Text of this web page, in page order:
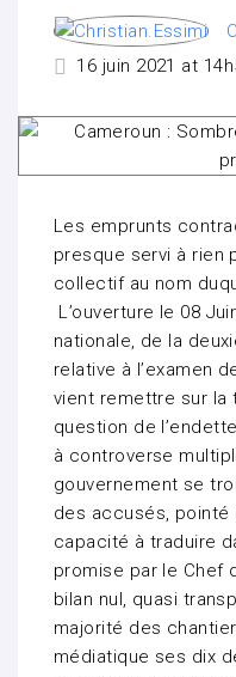
16 juin 2021 at
Les emprunts
presque servi à rien
collectif au nom
L’ouverture le 08
nationale, de la
relative à l’examen
vient remettre sur la
question de
à controverse
gouvernement se
des accusés,
capacité à traduire
promise par le Chef
bilan nul, quasi
majorité des
médiatique ses dix